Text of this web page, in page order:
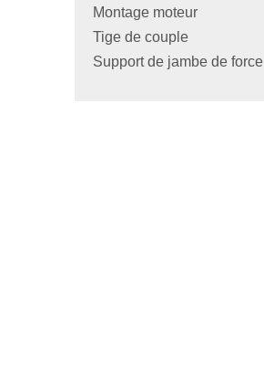
Montage moteur
Tige de couple
Support de jambe de force